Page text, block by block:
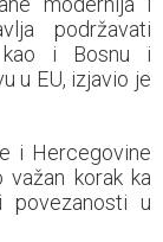
podržavati
kao i Bosnu i
u EU, izjavio je
i Hercegovine
korak ka
povezanosti u